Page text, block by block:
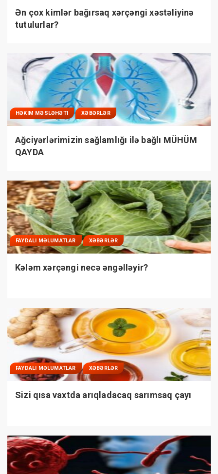
Ən çox kimlər bağırsaq xərçəngi xəstəliyinə
tutulurlar?
HƏKIM MƏSLƏHƏTI XƏBƏRLƏR
Ağciyərlərimizin sağlamlığı ilə bağlı MÜHÜM
QAYDA
FAYDALI MƏLUMATLAR XƏBƏRLƏR
Kələm xərçəngi necə əngəlləyir?
FAYDALI MƏLUMATLAR XƏBƏRLƏR
Sizi qısa vaxtda arıqladacaq sarımsaq çayı